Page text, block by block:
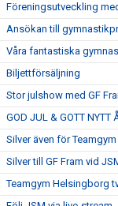
Föreningsutveckling
Ansökan till
Våra fantastiska
Biljettförsäljning
Stor julshow med GF
GOD JUL & GOTT NYTT
Silver även för
Silver till GF Fram vid
Teamgym Helsingborg